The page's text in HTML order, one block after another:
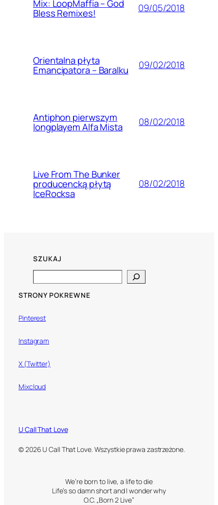
Mix: LoopMaffia – God
Bless Remixes! 09/05/2018
Orientalna płyta
Emancipatora – Baralku 09/02/2018
Antiphon pierwszym
longplayem Alfa Mista 08/02/2018
Live From The Bunker
producencką płytą
IceRocksa
08/02/2018
SZUKAJ
STRONY POKREWNE
Pinterest
Instagram
X (Twitter)
Mixcloud
U Call That Love
© 2026 U Call That Love. Wszystkie prawa zastrzeżone.
We’re born to live, a life to die
Life’s so damn short and I wonder why
O.C. „Born 2 Live”